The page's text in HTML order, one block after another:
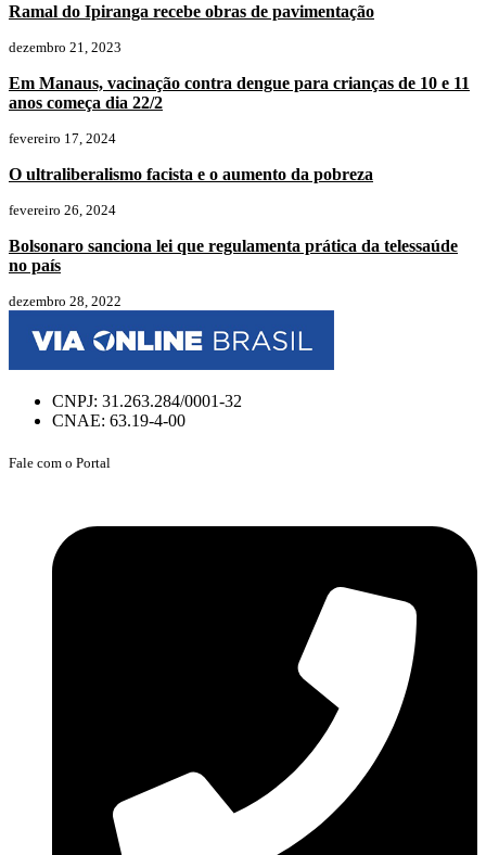
Ramal do Ipiranga recebe obras de pavimentação
dezembro 21, 2023
Em Manaus, vacinação contra dengue para crianças de 10 e 11
anos começa dia 22/2
fevereiro 17, 2024
O ultraliberalismo facista e o aumento da pobreza
fevereiro 26, 2024
Bolsonaro sanciona lei que regulamenta prática da telessaúde
no país
dezembro 28, 2022
CNPJ: 31.263.284/0001-32
CNAE: 63.19-4-00
Fale com o Portal